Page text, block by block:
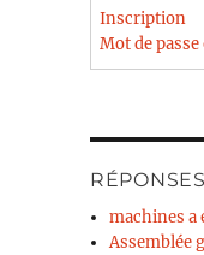
Inscription
Mot de
machines a
Assemblée